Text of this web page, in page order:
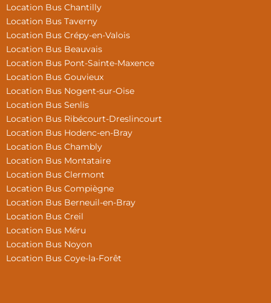
Location Bus Chantilly
Location Bus Taverny
Location Bus Crépy-en-Valois
Location Bus Beauvais
Location Bus Pont-Sainte-Maxence
Location Bus Gouvieux
Location Bus Nogent-sur-Oise
Location Bus Senlis
Location Bus Ribécourt-Dreslincourt
Location Bus Hodenc-en-Bray
Location Bus Chambly
Location Bus Montataire
Location Bus Clermont
Location Bus Compiègne
Location Bus Berneuil-en-Bray
Location Bus Creil
Location Bus Méru
Location Bus Noyon
Location Bus Coye-la-Forêt